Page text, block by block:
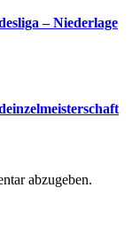
– Niederlage
abzugeben.